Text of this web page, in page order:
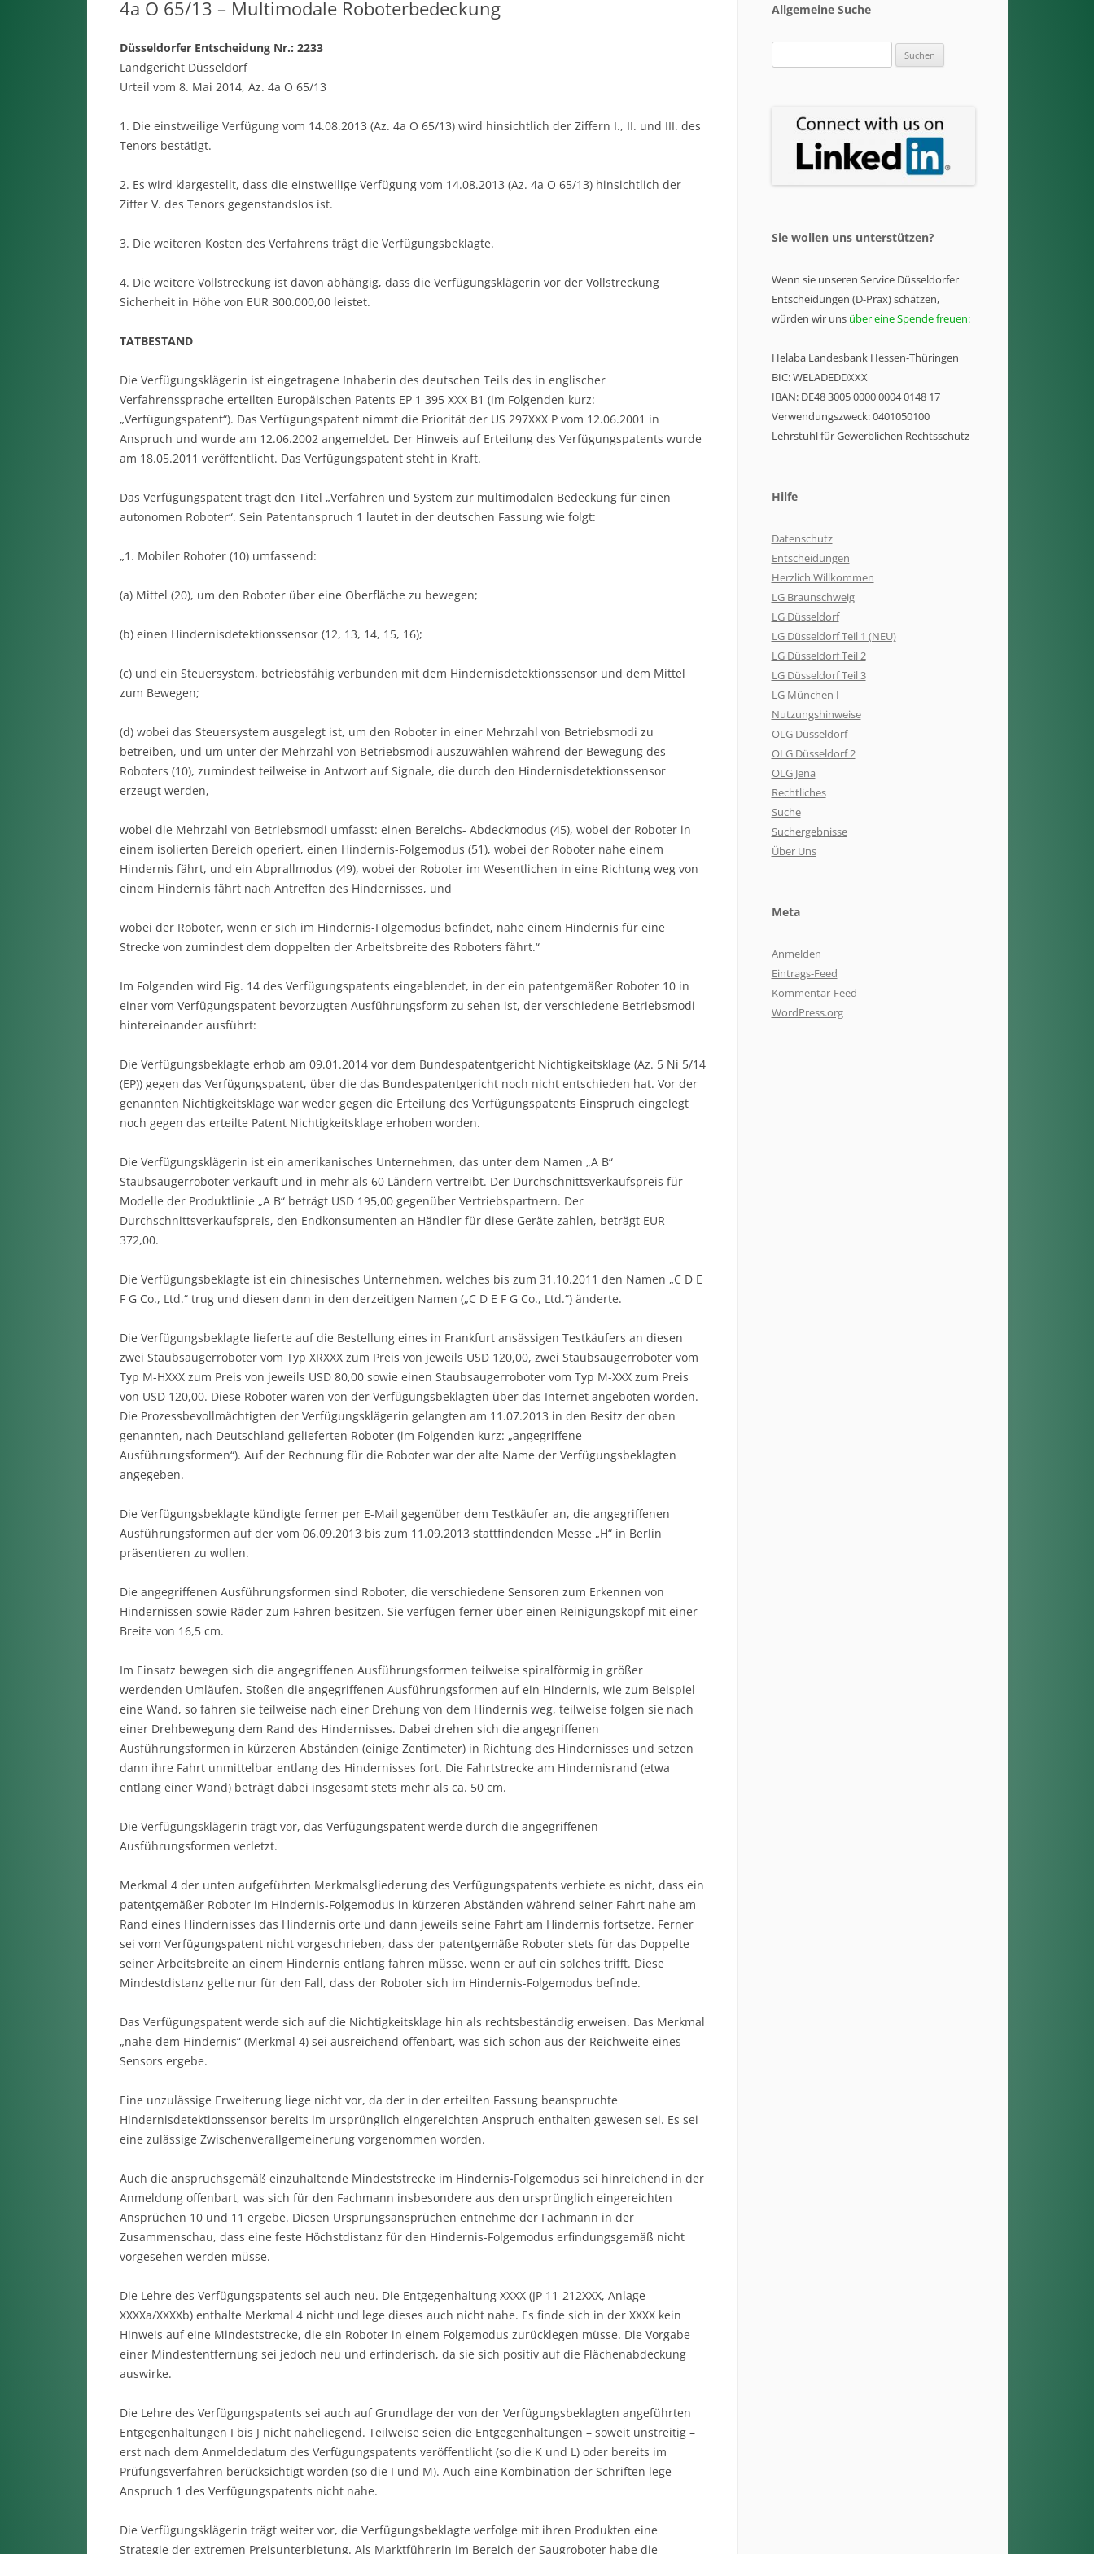
4a O 65/13 – Multimodale Roboterbedeckung
Düsseldorfer Entscheidung Nr.: 2233
Landgericht Düsseldorf
Urteil vom 8. Mai 2014, Az. 4a O 65/13
1. Die einstweilige Verfügung vom 14.08.2013 (Az. 4a O 65/13) wird hinsichtlich der Ziffern I., II. und III. des
Tenors bestätigt.
2. Es wird klargestellt, dass die einstweilige Verfügung vom 14.08.2013 (Az. 4a O 65/13) hinsichtlich der
Ziffer V. des Tenors gegenstandslos ist.
3. Die weiteren Kosten des Verfahrens trägt die Verfügungsbeklagte.
4. Die weitere Vollstreckung ist davon abhängig, dass die Verfügungsklägerin vor der Vollstreckung
Sicherheit in Höhe von EUR 300.000,00 leistet.
TATBESTAND
Die Verfügungsklägerin ist eingetragene Inhaberin des deutschen Teils des in englischer
Verfahrenssprache erteilten Europäischen Patents EP 1 395 XXX B1 (im Folgenden kurz:
„Verfügungspatent“). Das Verfügungspatent nimmt die Priorität der US 297XXX P vom 12.06.2001 in
Anspruch und wurde am 12.06.2002 angemeldet. Der Hinweis auf Erteilung des Verfügungspatents wurde
am 18.05.2011 veröffentlicht. Das Verfügungspatent steht in Kraft.
Das Verfügungspatent trägt den Titel „Verfahren und System zur multimodalen Bedeckung für einen
autonomen Roboter“. Sein Patentanspruch 1 lautet in der deutschen Fassung wie folgt:
„1. Mobiler Roboter (10) umfassend:
(a) Mittel (20), um den Roboter über eine Oberfläche zu bewegen;
(b) einen Hindernisdetektionssensor (12, 13, 14, 15, 16);
(c) und ein Steuersystem, betriebsfähig verbunden mit dem Hindernisdetektionssensor und dem Mittel
zum Bewegen;
(d) wobei das Steuersystem ausgelegt ist, um den Roboter in einer Mehrzahl von Betriebsmodi zu
betreiben, und um unter der Mehrzahl von Betriebsmodi auszuwählen während der Bewegung des
Roboters (10), zumindest teilweise in Antwort auf Signale, die durch den Hindernisdetektionssensor
erzeugt werden,
wobei die Mehrzahl von Betriebsmodi umfasst: einen Bereichs- Abdeckmodus (45), wobei der Roboter in
einem isolierten Bereich operiert, einen Hindernis-Folgemodus (51), wobei der Roboter nahe einem
Hindernis fährt, und ein Abprallmodus (49), wobei der Roboter im Wesentlichen in eine Richtung weg von
einem Hindernis fährt nach Antreffen des Hindernisses, und
wobei der Roboter, wenn er sich im Hindernis-Folgemodus befindet, nahe einem Hindernis für eine
Strecke von zumindest dem doppelten der Arbeitsbreite des Roboters fährt.“
Im Folgenden wird Fig. 14 des Verfügungspatents eingeblendet, in der ein patentgemäßer Roboter 10 in
einer vom Verfügungspatent bevorzugten Ausführungsform zu sehen ist, der verschiedene Betriebsmodi
hintereinander ausführt:
Die Verfügungsbeklagte erhob am 09.01.2014 vor dem Bundespatentgericht Nichtigkeitsklage (Az. 5 Ni 5/14
(EP)) gegen das Verfügungspatent, über die das Bundespatentgericht noch nicht entschieden hat. Vor der
genannten Nichtigkeitsklage war weder gegen die Erteilung des Verfügungspatents Einspruch eingelegt
noch gegen das erteilte Patent Nichtigkeitsklage erhoben worden.
Die Verfügungsklägerin ist ein amerikanisches Unternehmen, das unter dem Namen „A B“
Staubsaugerroboter verkauft und in mehr als 60 Ländern vertreibt. Der Durchschnittsverkaufspreis für
Modelle der Produktlinie „A B“ beträgt USD 195,00 gegenüber Vertriebspartnern. Der
Durchschnittsverkaufspreis, den Endkonsumenten an Händler für diese Geräte zahlen, beträgt EUR
372,00.
Die Verfügungsbeklagte ist ein chinesisches Unternehmen, welches bis zum 31.10.2011 den Namen „C D E
F G Co., Ltd.“ trug und diesen dann in den derzeitigen Namen („C D E F G Co., Ltd.“) änderte.
Die Verfügungsbeklagte lieferte auf die Bestellung eines in Frankfurt ansässigen Testkäufers an diesen
zwei Staubsaugerroboter vom Typ XRXXX zum Preis von jeweils USD 120,00, zwei Staubsaugerroboter vom
Typ M-HXXX zum Preis von jeweils USD 80,00 sowie einen Staubsaugerroboter vom Typ M-XXX zum Preis
von USD 120,00. Diese Roboter waren von der Verfügungsbeklagten über das Internet angeboten worden.
Die Prozessbevollmächtigten der Verfügungsklägerin gelangten am 11.07.2013 in den Besitz der oben
genannten, nach Deutschland gelieferten Roboter (im Folgenden kurz: „angegriffene
Ausführungsformen“). Auf der Rechnung für die Roboter war der alte Name der Verfügungsbeklagten
angegeben.
Die Verfügungsbeklagte kündigte ferner per E-Mail gegenüber dem Testkäufer an, die angegriffenen
Ausführungsformen auf der vom 06.09.2013 bis zum 11.09.2013 stattfindenden Messe „H“ in Berlin
präsentieren zu wollen.
Die angegriffenen Ausführungsformen sind Roboter, die verschiedene Sensoren zum Erkennen von
Hindernissen sowie Räder zum Fahren besitzen. Sie verfügen ferner über einen Reinigungskopf mit einer
Breite von 16,5 cm.
Im Einsatz bewegen sich die angegriffenen Ausführungsformen teilweise spiralförmig in größer
werdenden Umläufen. Stoßen die angegriffenen Ausführungsformen auf ein Hindernis, wie zum Beispiel
eine Wand, so fahren sie teilweise nach einer Drehung von dem Hindernis weg, teilweise folgen sie nach
einer Drehbewegung dem Rand des Hindernisses. Dabei drehen sich die angegriffenen
Ausführungsformen in kürzeren Abständen (einige Zentimeter) in Richtung des Hindernisses und setzen
dann ihre Fahrt unmittelbar entlang des Hindernisses fort. Die Fahrtstrecke am Hindernisrand (etwa
entlang einer Wand) beträgt dabei insgesamt stets mehr als ca. 50 cm.
Die Verfügungsklägerin trägt vor, das Verfügungspatent werde durch die angegriffenen
Ausführungsformen verletzt.
Merkmal 4 der unten aufgeführten Merkmalsgliederung des Verfügungspatents verbiete es nicht, dass ein
patentgemäßer Roboter im Hindernis-Folgemodus in kürzeren Abständen während seiner Fahrt nahe am
Rand eines Hindernisses das Hindernis orte und dann jeweils seine Fahrt am Hindernis fortsetze. Ferner
sei vom Verfügungspatent nicht vorgeschrieben, dass der patentgemäße Roboter stets für das Doppelte
seiner Arbeitsbreite an einem Hindernis entlang fahren müsse, wenn er auf ein solches trifft. Diese
Mindestdistanz gelte nur für den Fall, dass der Roboter sich im Hindernis-Folgemodus befinde.
Das Verfügungspatent werde sich auf die Nichtigkeitsklage hin als rechtsbeständig erweisen. Das Merkmal
„nahe dem Hindernis“ (Merkmal 4) sei ausreichend offenbart, was sich schon aus der Reichweite eines
Sensors ergebe.
Eine unzulässige Erweiterung liege nicht vor, da der in der erteilten Fassung beanspruchte
Hindernisdetektionssensor bereits im ursprünglich eingereichten Anspruch enthalten gewesen sei. Es sei
eine zulässige Zwischenverallgemeinerung vorgenommen worden.
Auch die anspruchsgemäß einzuhaltende Mindeststrecke im Hindernis-Folgemodus sei hinreichend in der
Anmeldung offenbart, was sich für den Fachmann insbesondere aus den ursprünglich eingereichten
Ansprüchen 10 und 11 ergebe. Diesen Ursprungsansprüchen entnehme der Fachmann in der
Zusammenschau, dass eine feste Höchstdistanz für den Hindernis-Folgemodus erfindungsgemäß nicht
vorgesehen werden müsse.
Die Lehre des Verfügungspatents sei auch neu. Die Entgegenhaltung XXXX (JP 11-212XXX, Anlage
XXXXa/XXXXb) enthalte Merkmal 4 nicht und lege dieses auch nicht nahe. Es finde sich in der XXXX kein
Hinweis auf eine Mindeststrecke, die ein Roboter in einem Folgemodus zurücklegen müsse. Die Vorgabe
einer Mindestentfernung sei jedoch neu und erfinderisch, da sie sich positiv auf die Flächenabdeckung
auswirke.
Die Lehre des Verfügungspatents sei auch auf Grundlage der von der Verfügungsbeklagten angeführten
Entgegenhaltungen I bis J nicht naheliegend. Teilweise seien die Entgegenhaltungen – soweit unstreitig –
erst nach dem Anmeldedatum des Verfügungspatents veröffentlicht (so die K und L) oder bereits im
Prüfungsverfahren berücksichtigt worden (so die I und M). Auch eine Kombination der Schriften lege
Anspruch 1 des Verfügungspatents nicht nahe.
Die Verfügungsklägerin trägt weiter vor, die Verfügungsbeklagte verfolge mit ihren Produkten eine
Strategie der extremen Preisunterbietung. Als Marktführerin im Bereich der Saugroboter habe die
Allgemeine Suche
nach:
Sie wollen uns unterstützen?
Wenn sie unseren Service Düsseldorfer
Entscheidungen (D-Prax) schätzen,
würden wir uns über eine Spende freuen:
Helaba Landesbank Hessen-Thüringen
BIC: WELADEDDXXX
IBAN: DE48 3005 0000 0004 0148 17
Verwendungszweck: 0401050100
Lehrstuhl für Gewerblichen Rechtsschutz
Hilfe
Datenschutz
Entscheidungen
Herzlich Willkommen
LG Braunschweig
LG Düsseldorf
LG Düsseldorf Teil 1 (NEU)
LG Düsseldorf Teil 2
LG Düsseldorf Teil 3
LG München I
Nutzungshinweise
OLG Düsseldorf
OLG Düsseldorf 2
OLG Jena
Rechtliches
Suche
Suchergebnisse
Über Uns
Meta
Anmelden
Eintrags-Feed
Kommentar-Feed
WordPress.org